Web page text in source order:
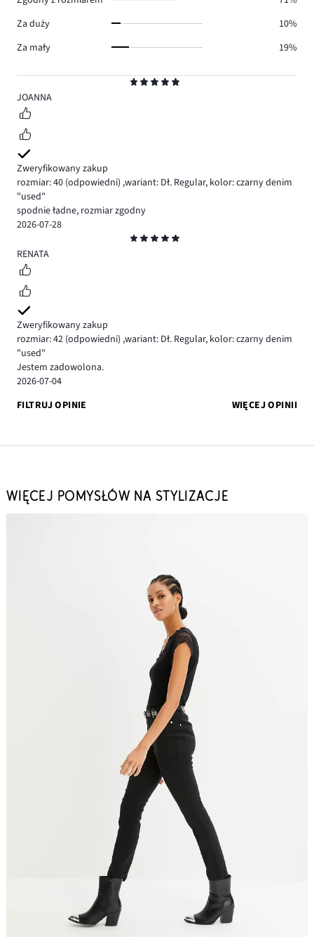
5
JOANNA
Zweryfikowany zakup
rozmiar: 40 (odpowiedni) ,wariant: Dł. Regular, kolor: czarny denim
"used"
spodnie ładne, rozmiar zgodny
2026-07-28
5
RENATA
Zweryfikowany zakup
rozmiar: 42 (odpowiedni) ,wariant: Dł. Regular, kolor: czarny denim
"used"
Jestem zadowolona.
2026-07-04
FILTRUJ OPINIE
WIĘCEJ OPINII
Za duży
10%
Za mały
19%
WIĘCEJ POMYSŁÓW NA STYLIZACJE